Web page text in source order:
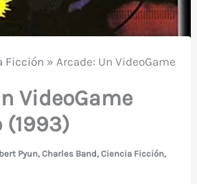
Ficción » Arcade: Un VideoGame
VideoGame
Pyun,Charles Band,Ciencia Ficción,